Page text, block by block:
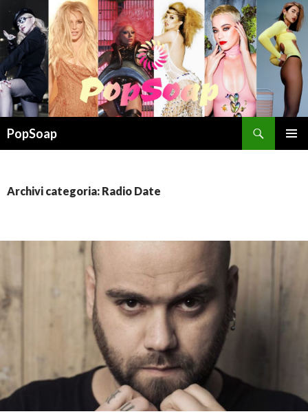
PopSoap
Archivi categoria: Radio Date